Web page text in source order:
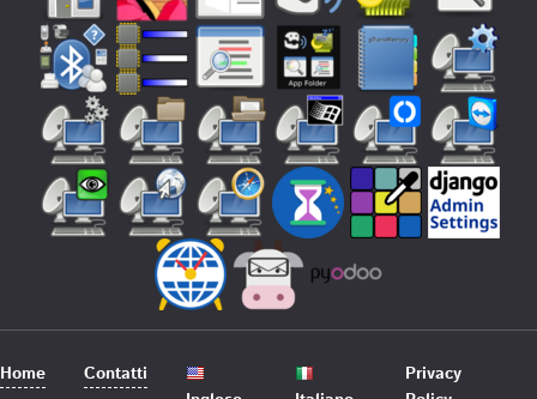
Home
Contatti
Privacy